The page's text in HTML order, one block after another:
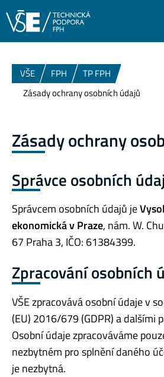
VŠE FPH
TP FPH
Zásady ochrany osobních údajů
Zásady ochrany
Správce osobních
Správcem osobních údajů je
ekonomická v Praze, nám. W.
67 Praha 3, IČO: 61384399.
Zpracování osobních
VŠE zpracovává osobní údaje v
(EU) 2016/679 (GDPR) a dalšími
Osobní údaje zpracováváme
nezbytném pro splnění daného
je nezbytná.